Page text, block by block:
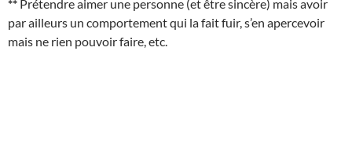
** Prétendre aimer une personne (et être sincère) mais avoir
par ailleurs un comportement qui la fait fuir, s’en apercevoir
mais ne rien pouvoir faire, etc.